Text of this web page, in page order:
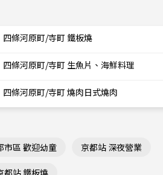
四條河原町/寺町 鐵板燒
四條河原町/寺町 生魚片、海鮮料理
四條河原町/寺町 燒肉日式燒肉
市區 歡迎幼童 京都站 深夜營業
都站 鐵板燒